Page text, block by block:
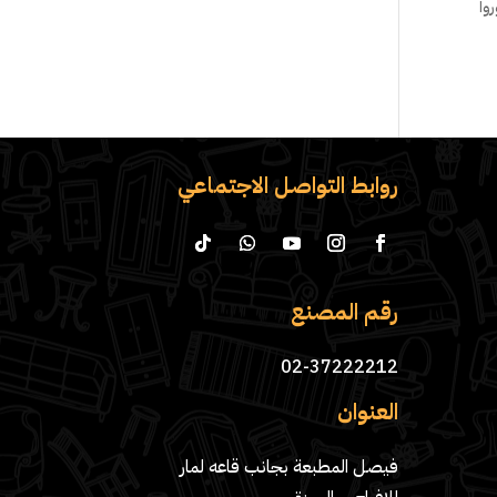
روابط التواصل الاجتماعي
رقم المصنع
02-37222212
العنوان
فيصل المطبعة بجانب قاعه لمار